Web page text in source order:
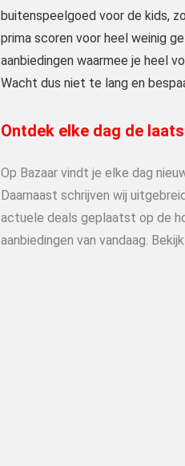
buitenspeelgoed voor de kids,
prima scoren voor heel weinig
aanbiedingen waarmee je heel
Wacht dus niet te lang en
Ontdek elke dag de
Op Bazaar vindt je elke dag
Daarnaast schrijven wij
actuele deals geplaatst op de
aanbiedingen van vandaag.